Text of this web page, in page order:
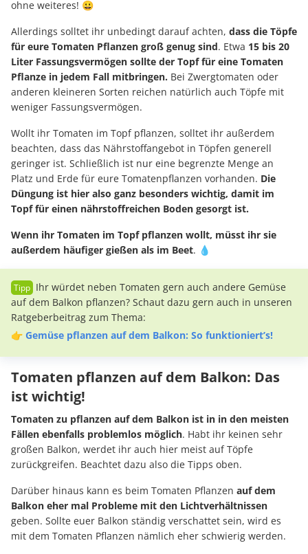
ohne weiteres! 😀
Allerdings solltet ihr unbedingt darauf achten, dass die Töpfe
für eure Tomaten Pflanzen groß genug sind. Etwa 15 bis 20
Liter Fassungsvermögen sollte der Topf für eine Tomaten
Pflanze in jedem Fall mitbringen. Bei Zwergtomaten oder
anderen kleineren Sorten reichen natürlich auch Töpfe mit
weniger Fassungsvermögen.
Wollt ihr Tomaten im Topf pflanzen, solltet ihr außerdem
beachten, dass das Nährstoffangebot in Töpfen generell
geringer ist. Schließlich ist nur eine begrenzte Menge an
Platz und Erde für eure Tomatenpflanzen vorhanden. Die
Düngung ist hier also ganz besonders wichtig, damit im
Topf für einen nährstoffreichen Boden gesorgt ist.
Wenn ihr Tomaten im Topf pflanzen wollt, müsst ihr sie
außerdem häufiger gießen als im Beet. 💧
Ihr würdet neben Tomaten gern auch andere Gemüse
auf dem Balkon pflanzen? Schaut dazu gern auch in unseren
Ratgeberbeitrag zum Thema:
👉 Gemüse pflanzen auf dem Balkon: So funktioniert’s!
Tomaten pflanzen auf dem Balkon: Das
ist wichtig!
Tomaten zu pflanzen auf dem Balkon ist in in den meisten
Fällen ebenfalls problemlos möglich. Habt ihr keinen sehr
großen Balkon, werdet ihr auch hier meist auf Töpfe
zurückgreifen. Beachtet dazu also die Tipps oben.
Darüber hinaus kann es beim Tomaten Pflanzen auf dem
Balkon eher mal Probleme mit den Lichtverhältnissen
geben. Sollte euer Balkon ständig verschattet sein, wird es
mit dem Tomaten Pflanzen nämlich eher schwierig werden.